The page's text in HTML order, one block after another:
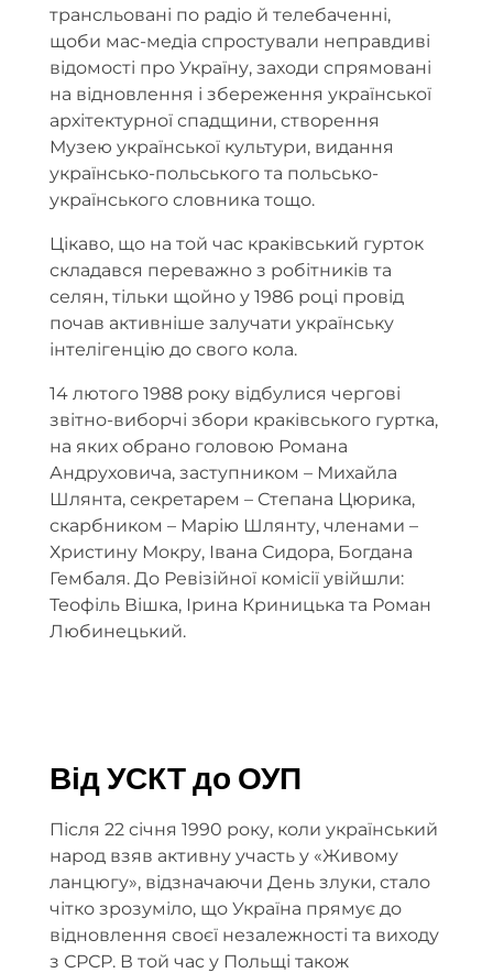
трансльовані по радіо й телебаченні,
щоби мас-медіа спростували неправдиві
відомості про Україну, заходи спрямовані
на відновлення і збереження української
архітектурної спадщини, створення
Музею української культури, видання
українсько-польського та польсько-
українського словника тощо.
Цікаво, що на той час краківський гурток
складався переважно з робітників та
селян, тільки щойно у 1986 році провід
почав активніше залучати українську
інтелігенцію до свого кола.
14 лютого 1988 року відбулися чергові
звітно-виборчі збори краківського гуртка,
на яких обрано головою Романа
Андруховича, заступником – Михайла
Шлянта, секретарем – Степана Цюрика,
скарбником – Марію Шлянту, членами –
Христину Мокру, Івана Сидора, Богдана
Гембаля. До Ревізійної комісії увійшли:
Теофіль Вішка, Ірина Криницька та Роман
Любинецький.
Від УСКТ до ОУП
Після 22 січня 1990 року, коли український
народ взяв активну участь у «Живому
ланцюгу», відзначаючи День злуки, стало
чітко зрозуміло, що Україна прямує до
відновлення своєї незалежності та виходу
з СРСР. В той час у Польщі також